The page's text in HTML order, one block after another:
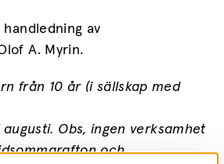
av
A. Myrin.
från 10 år (i sällskap med
augusti. Obs, ingen verksamhet
och